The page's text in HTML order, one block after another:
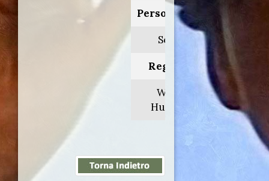
Personaggio:
Scott
Regia di:
Waris
Hussein